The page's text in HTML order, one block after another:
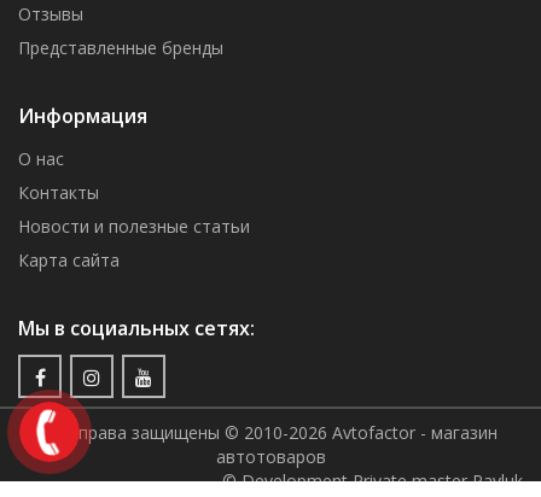
Отзывы
Представленные бренды
Информация
О нас
Контакты
Новости и полезные статьи
Карта сайта
Мы в социальных сетях:
Все права защищены © 2010-2026 Avtofactor - магазин
автотоваров
© Development Private master Pavluk